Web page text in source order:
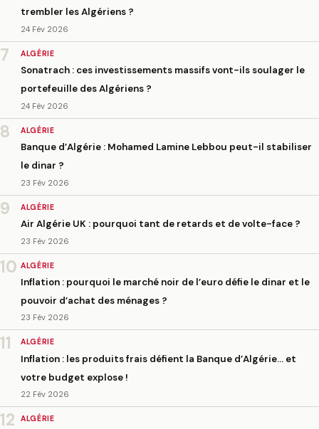
trembler les Algériens ?
24 Fév 2026
7 ALGÉRIE
Sonatrach : ces investissements massifs vont-ils soulager le
portefeuille des Algériens ?
24 Fév 2026
8 ALGÉRIE
Banque d’Algérie : Mohamed Lamine Lebbou peut-il stabiliser
le dinar ?
23 Fév 2026
9 ALGÉRIE
Air Algérie UK : pourquoi tant de retards et de volte-face ?
23 Fév 2026
10 ALGÉRIE
Inflation : pourquoi le marché noir de l’euro défie le dinar et le
pouvoir d’achat des ménages ?
23 Fév 2026
11 ALGÉRIE
Inflation : les produits frais défient la Banque d’Algérie… et
votre budget explose !
22 Fév 2026
12 ALGÉRIE